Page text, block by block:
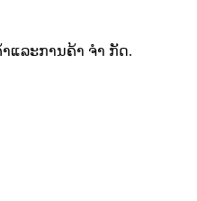
າແລະການຄ້າ ຈຳ ກັດ.